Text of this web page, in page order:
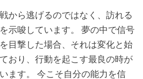
から逃げるのではなく、訪れる
示唆しています。 夢の中で信号
目撃した場合、それは変化と始
おり、行動を起こす最良の時が
ます。 今こそ自分の能力を信